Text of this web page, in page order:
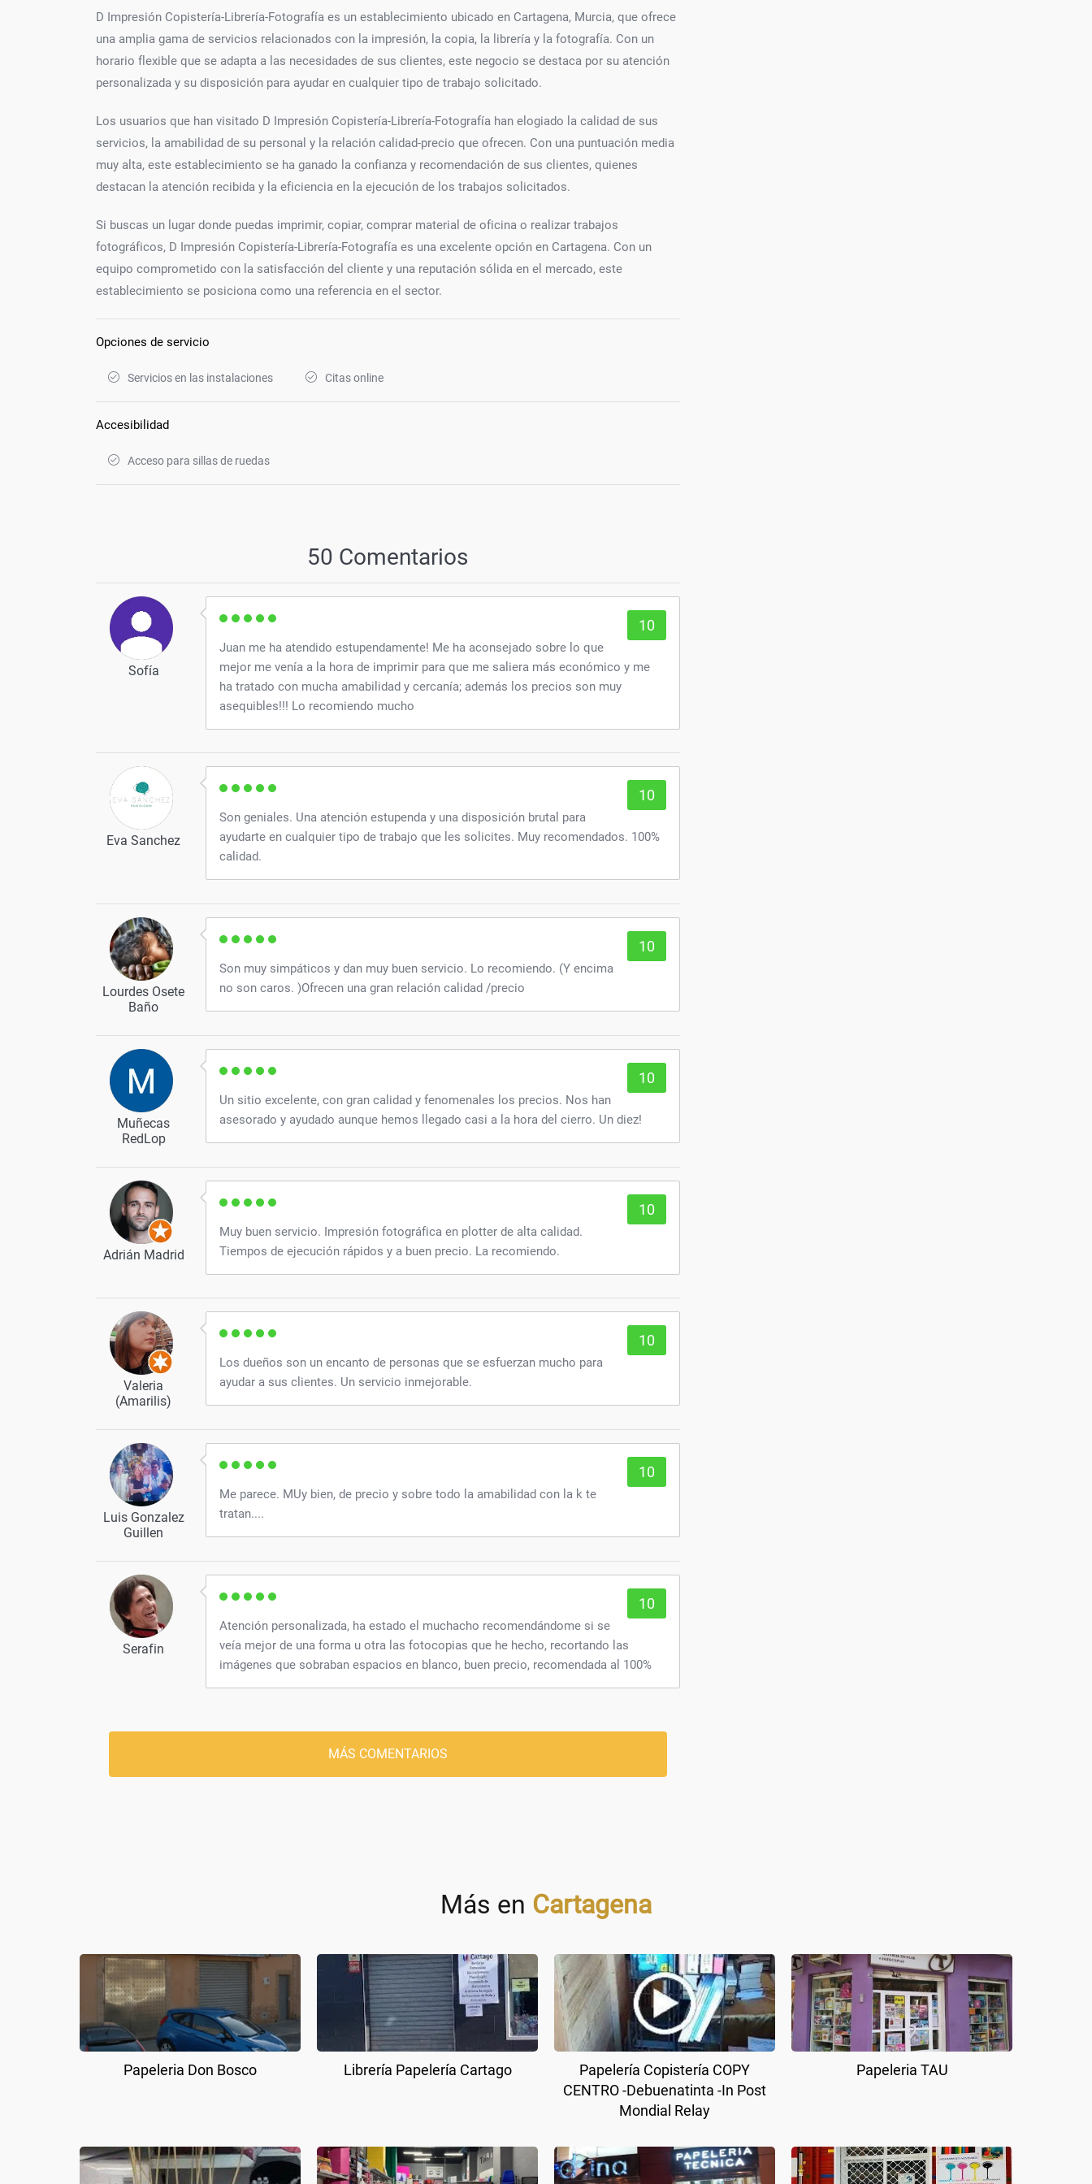
D Impresión Copistería-Librería-Fotografía es un establecimiento ubicado en Cartagena, Murcia, que ofrece
una amplia gama de servicios relacionados con la impresión, la copia, la librería y la fotografía. Con un
horario flexible que se adapta a las necesidades de sus clientes, este negocio se destaca por su atención
personalizada y su disposición para ayudar en cualquier tipo de trabajo solicitado.
Los usuarios que han visitado D Impresión Copistería-Librería-Fotografía han elogiado la calidad de sus
servicios, la amabilidad de su personal y la relación calidad-precio que ofrecen. Con una puntuación media
muy alta, este establecimiento se ha ganado la confianza y recomendación de sus clientes, quienes
destacan la atención recibida y la eficiencia en la ejecución de los trabajos solicitados.
Si buscas un lugar donde puedas imprimir, copiar, comprar material de oficina o realizar trabajos
fotográficos, D Impresión Copistería-Librería-Fotografía es una excelente opción en Cartagena. Con un
equipo comprometido con la satisfacción del cliente y una reputación sólida en el mercado, este
establecimiento se posiciona como una referencia en el sector.
Opciones de servicio
Servicios en las instalaciones Citas online
Accesibilidad
Acceso para sillas de ruedas
50 Comentarios
Sofía
10
Juan me ha atendido estupendamente! Me ha aconsejado sobre lo que
mejor me venía a la hora de imprimir para que me saliera más económico y me
ha tratado con mucha amabilidad y cercanía; además los precios son muy
asequibles!!! Lo recomiendo mucho
Eva Sanchez
10
Son geniales. Una atención estupenda y una disposición brutal para
ayudarte en cualquier tipo de trabajo que les solicites. Muy recomendados. 100%
calidad.
Lourdes Osete
Baño
10
Son muy simpáticos y dan muy buen servicio. Lo recomiendo. (Y encima
no son caros. )Ofrecen una gran relación calidad /precio
Muñecas
RedLop
10
Un sitio excelente, con gran calidad y fenomenales los precios. Nos han
asesorado y ayudado aunque hemos llegado casi a la hora del cierro. Un diez!
Adrián Madrid
10
Muy buen servicio. Impresión fotográfica en plotter de alta calidad.
Tiempos de ejecución rápidos y a buen precio. La recomiendo.
Valeria
(Amarilis)
10
Los dueños son un encanto de personas que se esfuerzan mucho para
ayudar a sus clientes. Un servicio inmejorable.
Luis Gonzalez
Guillen
10
Me parece. MUy bien, de precio y sobre todo la amabilidad con la k te
tratan....
Serafin
10
Atención personalizada, ha estado el muchacho recomendándome si se
veía mejor de una forma u otra las fotocopias que he hecho, recortando las
imágenes que sobraban espacios en blanco, buen precio, recomendada al 100%
MÁS COMENTARIOS
Más en Cartagena
Papeleria Don Bosco Librería Papelería Cartago
Papelería Copistería COPY
CENTRO -Debuenatinta -In Post
Mondial Relay
Papeleria TAU